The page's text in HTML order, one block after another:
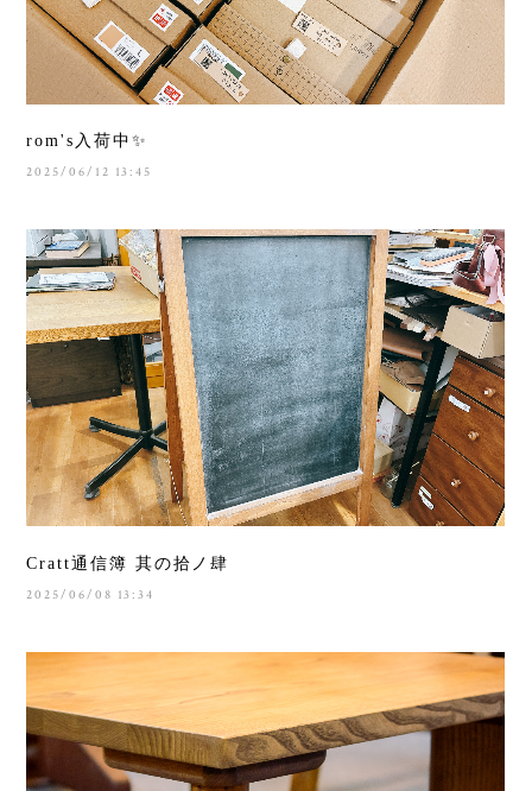
rom's入荷中✨
2025/06/12 13:45
Cratt通信簿 其の拾ノ肆
2025/06/08 13:34